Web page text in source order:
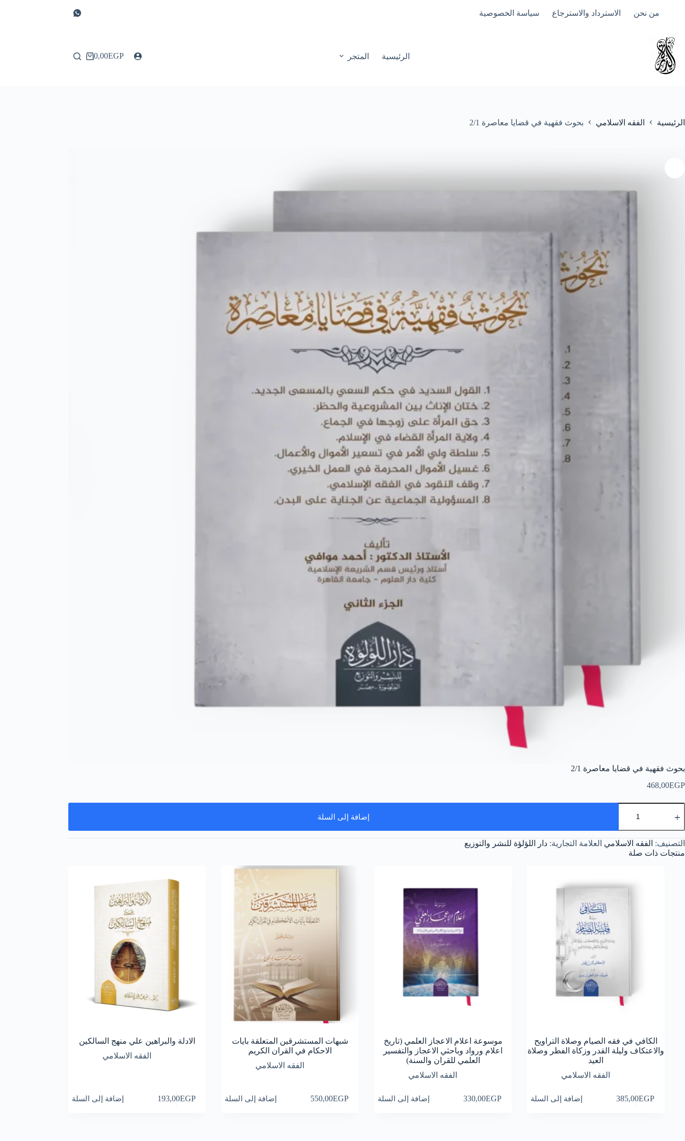
من نحن الاسترداد والاسترجاع سياسة الخصوصية
الرئيسية المتجر
عربة0,00EGP
الرئيسية الفقه الاسلامي بحوث فقهية في قضايا معاصرة 2/1
بحوث فقهية في قضايا معاصرة 2/1
468,00EGP
كمية
بحوث
قضايا
معاصرة
إضافة إلى السلة
التصنيف: الفقه الاسلامي العلامة التجارية: دار اللؤلؤة للنشر والتوزيع
منتجات ذات صلة
الكافي في فقه الصيام وصلاة التراويح
والاعتكاف وليلة القدر وزكاة الفطر وصلاة
العيد
الفقه الاسلامي
385,00EGP إضافة إلى السلة
موسوعة اعلام الاعجاز العلمي (تاريخ
اعلام ورواد وباحثي الاعجاز والتفسير
العلمي للقران والسنة)
الفقه الاسلامي
330,00EGP إضافة إلى السلة
شبهات المستشرقين المتعلقة بايات
الاحكام في القران الكريم
الفقه الاسلامي
550,00EGP إضافة إلى السلة
الادلة والبراهين علي منهج السالكين
الفقه الاسلامي
193,00EGP إضافة إلى السلة